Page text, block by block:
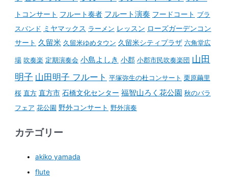
トコンサート フルート奏者 フルート演奏 フードコート ブラ
スバンド ミヤマックス ラーメン レッスン ローズガーデンコン
サート 久留米 久留米ゆめタウン 久留米シティプラザ 六角堂広
場 吹奏楽 定期演奏会 小島よしき 小郡 小郡市民吹奏楽団 山田
明子 山田明子 フルート 平塚弥生の杜コンサート 栗原繭里
桜 直方 直方市 石橋文化センター 福智山ろく花公園 秋のバラ
フェア 花公園 野外コンサート 野外演奏
カテゴリー
akiko yamada
flute